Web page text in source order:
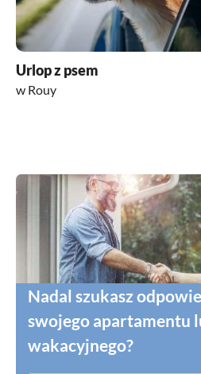
Urlop z psem
w Rouy
Nadal szukasz
swojego apartamentu
wakacyjnego?